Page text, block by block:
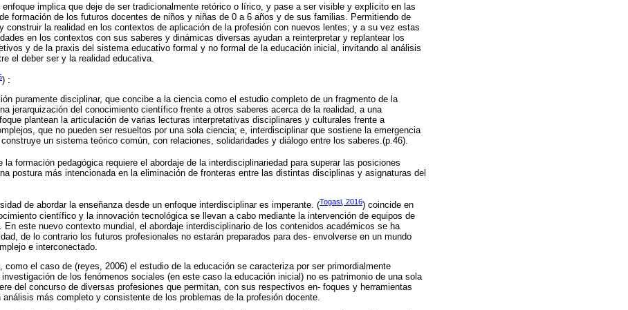
implica que deje de ser tradicionalmente retórico o lírico, y pase a ser visible y explícito en las
formación de los futuros docentes de niños y niñas de 0 a 6 años y de sus familias. Permitiendo de
construir la realidad en los contextos de aplicación de la profesión con nuevos lentes; y a su vez estas
en los contextos con sus saberes y dinámicas diversas ayudan a reinterpretar y replantear los
y de la praxis del sistema educativo formal y no formal de la educación inicial, invitando al análisis
el deber ser y la realidad educativa.
) :
puramente disciplinar, que concibe a la ciencia como el estudio completo de un fragmento de la
jerarquización del conocimiento científico frente a otros saberes acerca de la realidad, a una
plantean la articulación de varias lecturas interpretativas disciplinares y culturales frente a
que no pueden ser resueltos por una sola ciencia; e, interdisciplinar que sostiene la emergencia
un sistema teórico común, con relaciones, solidaridades y diálogo entre los saberes.(p.46).
la formación pedagógica requiere el abordaje de la interdisciplinariedad para superar las posiciones
postura más intencionada en la eliminación de fronteras entre las distintas disciplinas y asignaturas del
de abordar la enseñanza desde un enfoque interdisciplinar es imperante. (Togasi, 2016) coincide en
científico y la innovación tecnológica se llevan a cabo mediante la intervención de equipos de
En este nuevo contexto mundial, el abordaje interdisciplinario de los contenidos académicos se ha
de lo contrario los futuros profesionales no estarán preparados para des- envolverse en un mundo
e interconectado.
como el caso de (reyes, 2006) el estudio de la educación se caracteriza por ser primordialmente
de los fenómenos sociales (en este caso la educación inicial) no es patrimonio de una sola
del concurso de diversas profesiones que permitan, con sus respectivos en- foques y herramientas
más completo y consistente de los problemas de la profesión docente.